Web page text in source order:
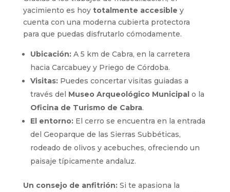
yacimiento es hoy totalmente accesible y
cuenta con una moderna cubierta protectora
para que puedas disfrutarlo cómodamente.
Ubicación:A 5 km de Cabra, en la carretera
hacia Carcabuey y Priego de Córdoba.
Visitas:Puedes concertar visitas guiadas a
través del Museo Arqueológico Municipalo la
Oficina de Turismo de Cabra.
El entorno:El cerro se encuentra en la entrada
del Geoparque de las Sierras Subbéticas,
rodeado de olivos y acebuches, ofreciendo un
paisaje típicamente andaluz.
Un consejo de anfitrión:Si te apasiona la